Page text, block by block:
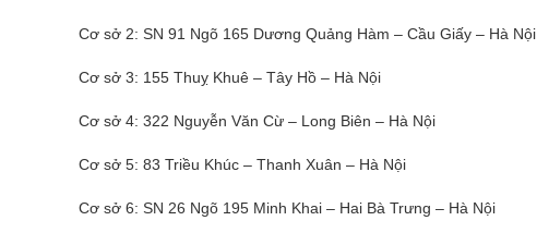
Cơ sở 2: SN 91 Ngõ 165 Dương Quảng Hàm – Cầu Giấy – Hà Nội
Cơ sở 3: 155 Thuỵ Khuê – Tây Hồ – Hà Nội
Cơ sở 4: 322 Nguyễn Văn Cừ – Long Biên – Hà Nội
Cơ sở 5: 83 Triều Khúc – Thanh Xuân – Hà Nội
Cơ sở 6: SN 26 Ngõ 195 Minh Khai – Hai Bà Trưng – Hà Nội